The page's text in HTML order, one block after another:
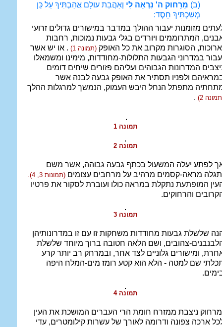
(ב) מֵרָחוק ה' נִרְאָה לִי וְאַהֲבַת עולָם אֲהַבְתִּיךְ עַל כֵּן
מְשַׁכְתִּיךְ חָסֶד:
מזומנות יעבור ההולך במדבר במישורים גדולים זרועי
המתרוממים ויורדים בגלי גבעות נמוכות, רחבות
הסוגרות מקרוב את כל האופק (תמונה 1)
. או יש אשר
במדרוני הגבעות התלולות-מחודדות, מימינו ומשמאלו
המדרונות הגבוהים ועליהם פזורים שיחים דומים
ולפניו תסתיר את האופק גבעה לבנה אשר
מתפתל הנחל היבש העמוק, הנמשך למרגלות ההלך
2)
.
תמונה 1
תמונה 2
לפתע יעלה המשעול בכתף גבעה גבוהה, אשר משם
מראה-קסמים מרהיב על מרחבים עצומים (תמונות 3, 4).
המופתעת נתקלת במראה כולו ועוברת לסקור את פרטיו
והרחוקים.
תמונה 3
שלשלת גבעות מחודדות משחקות זו עם זו במדרונותיהן
צהובים, ושם הלאה חטובה ברוך מיוחד שלשלת
ומישורים גלוניים לצד אחר, ובמרחק רב יותר קרע
שם למטה - הלא הוא קטע רומז מים-המלח היפה
תמונה 4
ניצבת ממזרח חומת הרי העברים המושכת את העין
ארכה צפונה ודרומה לאורך של עשרות קילומטרים, עדי